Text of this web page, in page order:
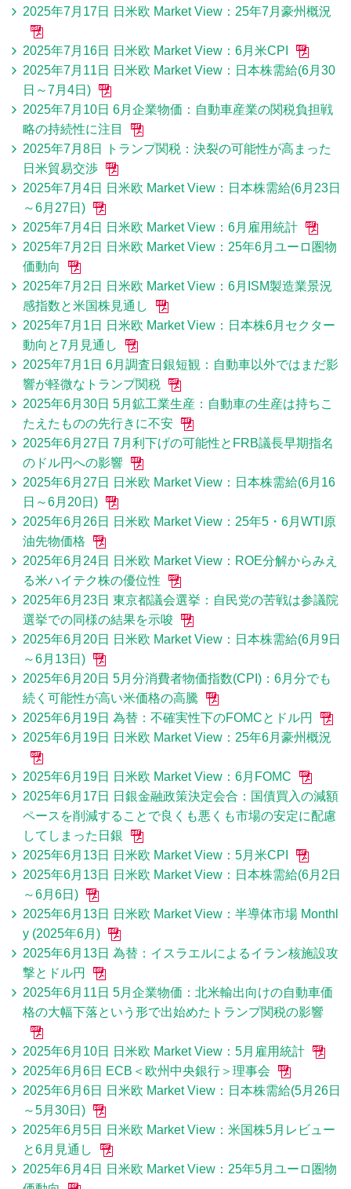
2025年7月17日 日米欧 Market View：25年7月豪州概況
2025年7月16日 日米欧 Market View：6月米CPI
2025年7月11日 日米欧 Market View：日本株需給(6月30
日～7月4日)
2025年7月10日 6月企業物価：自動車産業の関税負担戦
略の持続性に注目
2025年7月8日 トランプ関税：決裂の可能性が高まった
日米貿易交渉
2025年7月4日 日米欧 Market View：日本株需給(6月23日
～6月27日)
2025年7月4日 日米欧 Market View：6月雇用統計
2025年7月2日 日米欧 Market View：25年6月ユーロ圏物
価動向
2025年7月2日 日米欧 Market View：6月ISM製造業景況
感指数と米国株見通し
2025年7月1日 日米欧 Market View：日本株6月セクター
動向と7月見通し
2025年7月1日 6月調査日銀短観：自動車以外ではまだ影
響が軽微なトランプ関税
2025年6月30日 5月鉱工業生産：自動車の生産は持ちこ
たえたものの先行きに不安
2025年6月27日 7月利下げの可能性とFRB議長早期指名
のドル円への影響
2025年6月27日 日米欧 Market View：日本株需給(6月16
日～6月20日)
2025年6月26日 日米欧 Market View：25年5・6月WTI原
油先物価格
2025年6月24日 日米欧 Market View：ROE分解からみえ
る米ハイテク株の優位性
2025年6月23日 東京都議会選挙：自民党の苦戦は参議院
選挙での同様の結果を示唆
2025年6月20日 日米欧 Market View：日本株需給(6月9日
～6月13日)
2025年6月20日 5月分消費者物価指数(CPI)：6月分でも
続く可能性が高い米価格の高騰
2025年6月19日 為替：不確実性下のFOMCとドル円
2025年6月19日 日米欧 Market View：25年6月豪州概況
2025年6月19日 日米欧 Market View：6月FOMC
2025年6月17日 日銀金融政策決定会合：国債買入の減額
ペースを削減することで良くも悪くも市場の安定に配慮
してしまった日銀
2025年6月13日 日米欧 Market View：5月米CPI
2025年6月13日 日米欧 Market View：日本株需給(6月2日
～6月6日)
2025年6月13日 日米欧 Market View：半導体市場 Monthl
y (2025年6月)
2025年6月13日 為替：イスラエルによるイラン核施設攻
撃とドル円
2025年6月11日 5月企業物価：北米輸出向けの自動車価
格の大幅下落という形で出始めたトランプ関税の影響
2025年6月10日 日米欧 Market View：5月雇用統計
2025年6月6日 ECB＜欧州中央銀行＞理事会
2025年6月6日 日米欧 Market View：日本株需給(5月26日
～5月30日)
2025年6月5日 日米欧 Market View：米国株5月レビュー
と6月見通し
2025年6月4日 日米欧 Market View：25年5月ユーロ圏物